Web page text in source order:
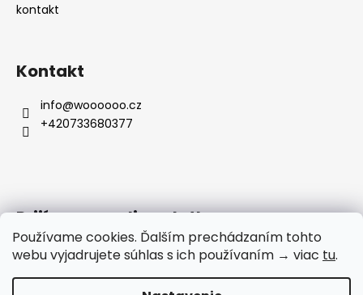
Používame cookies. Ďalším prechádzaním tohto
webu vyjadrujete súhlas s ich používaním → viac tu.
kontakt
Kontakt
info@woooooo.cz
+420733680377
Prijímame online platby